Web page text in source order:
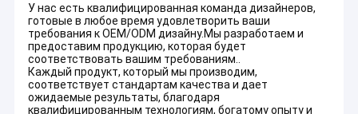
У нас есть квалифицированная команда дизайнеров,
готовые в любое время удовлетворить ваши
требования к OEM/ODM дизайну.Мы разработаем и
предоставим продукцию, которая будет
соответствовать вашим требованиям..
Каждый продукт, который мы производим,
соответствует стандартам качества и дает
ожидаемые результаты, благодаря
квалифицированным технологиям, богатому опыту и